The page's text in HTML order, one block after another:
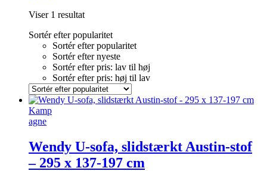
Viser 1 resultat
Sortér efter popularitet
Sortér efter popularitet
Sortér efter nyeste
Sortér efter pris: lav til høj
Sortér efter pris: høj til lav
Kamp
agne
Wendy U-sofa, slidstærkt Austin-stof
– 295 x 137-197 cm